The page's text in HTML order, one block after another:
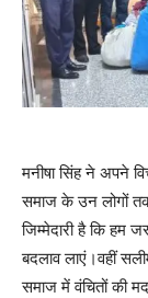
मनीषा सिंह ने अपने
समाज के उन लोगों
जिम्मेदारी है कि हम
बदलाव लाएं।वहीं
समाज में वंचितों की